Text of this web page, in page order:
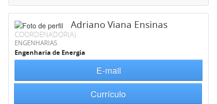
Adriano Viana Ensinas
COORDENADOR(A)
ENGENHARIAS
Engenharia de Energia
E-mail
Currículo